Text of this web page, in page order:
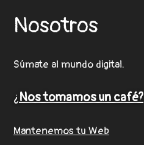
Nosotros
Súmate al mundo digital.
¿Nos tomamos un café?
Mantenemos tu Web